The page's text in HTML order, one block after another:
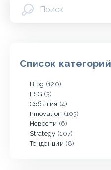
Список категорий
Blog (120)
ESG (3)
События (4)
Innovation (105)
Новости (6)
Strategy (107)
Тенденции (8)